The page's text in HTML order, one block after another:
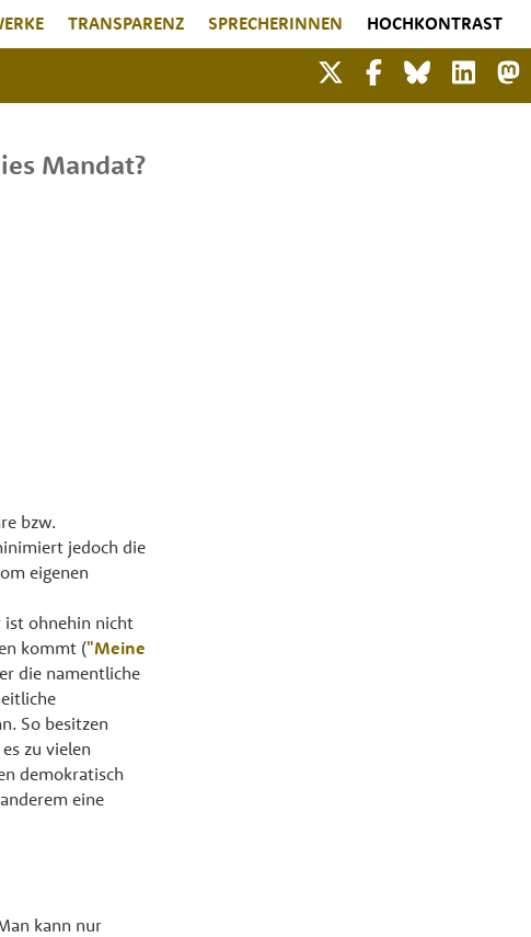
TRANSPARENZ SPRECHERINNEN HOCHKONTRAST
Mandat?
bzw.
jedoch die
eigenen
ist ohnehin nicht
kommt ("Meine
die namentliche
So besitzen
zu vielen
demokratisch
eine
kann nur